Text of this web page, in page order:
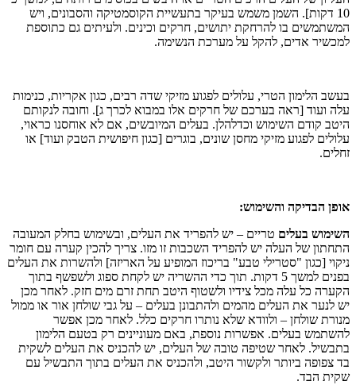
10 דקות]. השמן משמש בעיקר בתעשיית הקוסמטיקה והסבונים, ויש
המשתמשים בו להרחקת יתושים, חרקים וכינים. ולעיתים גם כתוספת
למכשיר אדים, להקל על מערכת הנשימה.
בעשב הלימון הטרי, עלולים לפגוע מזיקי שדה רבים, כגון אקריות, כנימות
עלה ועוד [ראה בערכם של חרקים אלו במבוא לכרך ג]. וחובה לנקותם
היטב קודם השימוש וכדלהלן. בעלים המיובשים, אם לא אוחסנו כראוי,
עלולים לפגוע מזיקי מחסן שונים, בוגרים [כגון חיפושית הטבק ועוד] או
זחלים.
אופן הבדיקה והשימוש:
השימוש בעלים טריים – יש להפריד את העלים, ובשימוש בחלק המעובה
התחתון של העלה יש להפריד השכבות זו מזו. צריך להכין קערה עם חומר
ניקוי [כגון "סטרילי טבע" בריכוז המופיע על האריזה] ולהשרות את העלים
בפנים למשך 5 דקות. תוך כדי ההשריה יש לקחת ספוג ולשפשף בתוך
הקערה כל עלה מכל צידיו ולשטוף היטב תחת זרם מים חזק. לאחר מכן
יש לנער את העלים מהמים ולהתבונן בעלים – על גבי שולחן אור או ממול
מנורת שולחן – ולוודא שלא נותרו חרקים כלל. לאחר מכן אפשר
להשתמש בעלים. אפשרות נוספת, באם מעוניינים רק בטעם הלימון
בתבשיל. לאחר שטיפה טובה של העלים, יש להכניס את העלים לשקית
בד צפופה ביותר ולקשור היטב, ולהכניס את העלים בתוך התבשיל עם
שקית הבד.